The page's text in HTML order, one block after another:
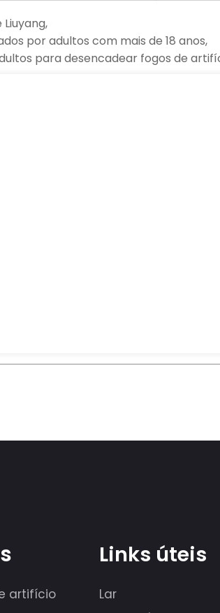
por adultos com mais de 18 anos,
para desencadear fogos de
artifício
Links úteis
Lar